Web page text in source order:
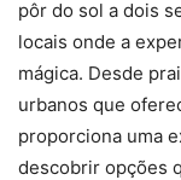
pôr do sol a dois
locais onde a
mágica. Desde
urbanos que
proporciona uma
descobrir opções